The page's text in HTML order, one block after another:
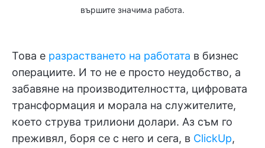
вършите значима работа.
Това е разрастването на работата в бизнес
операциите. И то не е просто неудобство, а
забавяне на производителността, цифровата
трансформация и морала на служителите,
което струва трилиони долари. Аз съм го
преживял, боря се с него и сега, в ClickUp,